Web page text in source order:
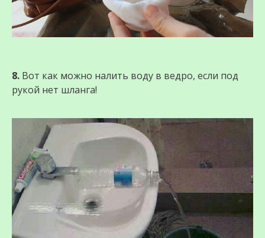
8. Вот как можно налить воду в ведро, если под
рукой нет шланга!